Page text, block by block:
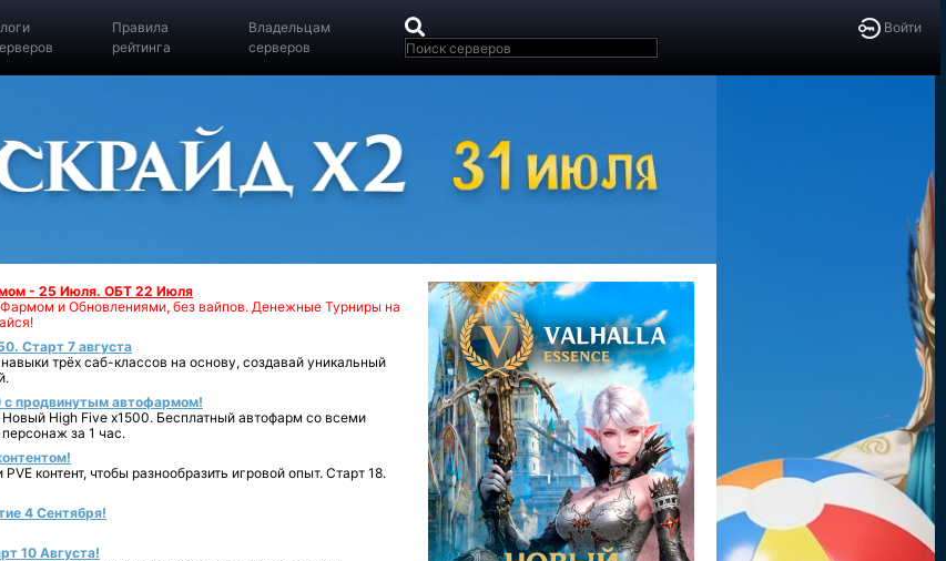
Войти
Правила
рейтинга
Владельцам
серверов
- 25 Июля. ОБТ 22 Июля
и Обновлениями, без вайпов. Денежные Турниры на
Старт 7 августа
трёх саб-классов на основу, создавай уникальный
с продвинутым автофармом!
High Five x1500. Бесплатный автофарм со всеми
за 1 час.
контент, чтобы разнообразить игровой опыт. Старт 18.
4 Сентября!
10 Августа!